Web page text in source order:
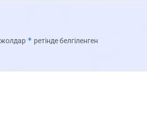
жолдар * ретінде белгіленген